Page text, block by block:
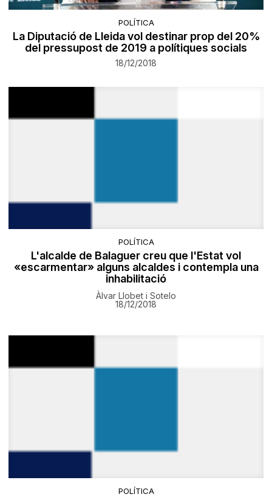
POLÍTICA
La Diputació de Lleida vol destinar prop del 20%
del pressupost de 2019 a polítiques socials
18/12/2018
POLÍTICA
L'alcalde de Balaguer creu que l'Estat vol
«escarmentar» alguns alcaldes i contempla una
inhabilitació
Àlvar Llobet i Sotelo
18/12/2018
POLÍTICA